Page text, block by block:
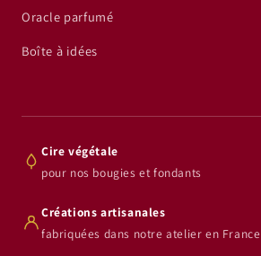
Oracle parfumé
Boîte à idées
Cire végétale
pour nos bougies et fondants
Créations artisanales
fabriquées dans notre atelier en France